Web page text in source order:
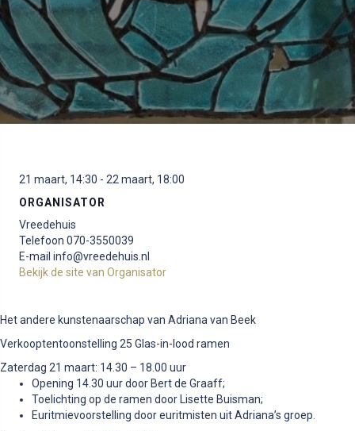
21 maart, 14:30 - 22 maart, 18:00
ORGANISATOR
Vreedehuis
Telefoon 070-3550039
E-mail info@vreedehuis.nl
Bekijk de site van Organisator
Het andere kunstenaarschap van Adriana van Beek
Verkooptentoonstelling 25 Glas-in-lood ramen
Zaterdag 21 maart: 14.30 – 18.00 uur
Opening 14.30 uur door Bert de Graaff;
Toelichting op de ramen door Lisette Buisman;
Euritmievoorstelling door euritmisten uit Adriana’s groep.